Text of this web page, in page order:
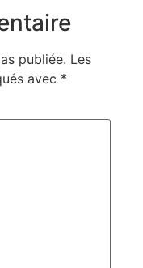
publiée. Les
avec *